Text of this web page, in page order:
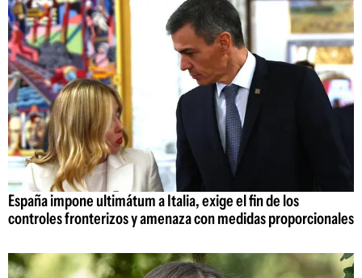
España impone ultimátum a Italia, exige el fin de los
controles fronterizos y amenaza con medidas proporcionales